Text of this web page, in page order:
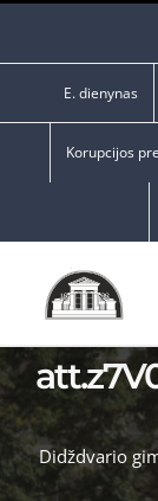
E. dienynas
Korupcijos
Didždvario